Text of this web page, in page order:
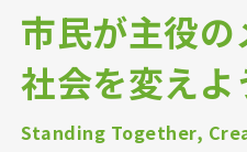
市民が主役の
社会を変えよ
Standing Together,